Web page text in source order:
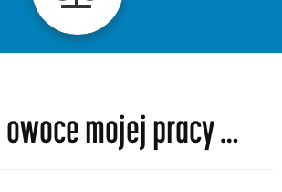
mojej pracy …